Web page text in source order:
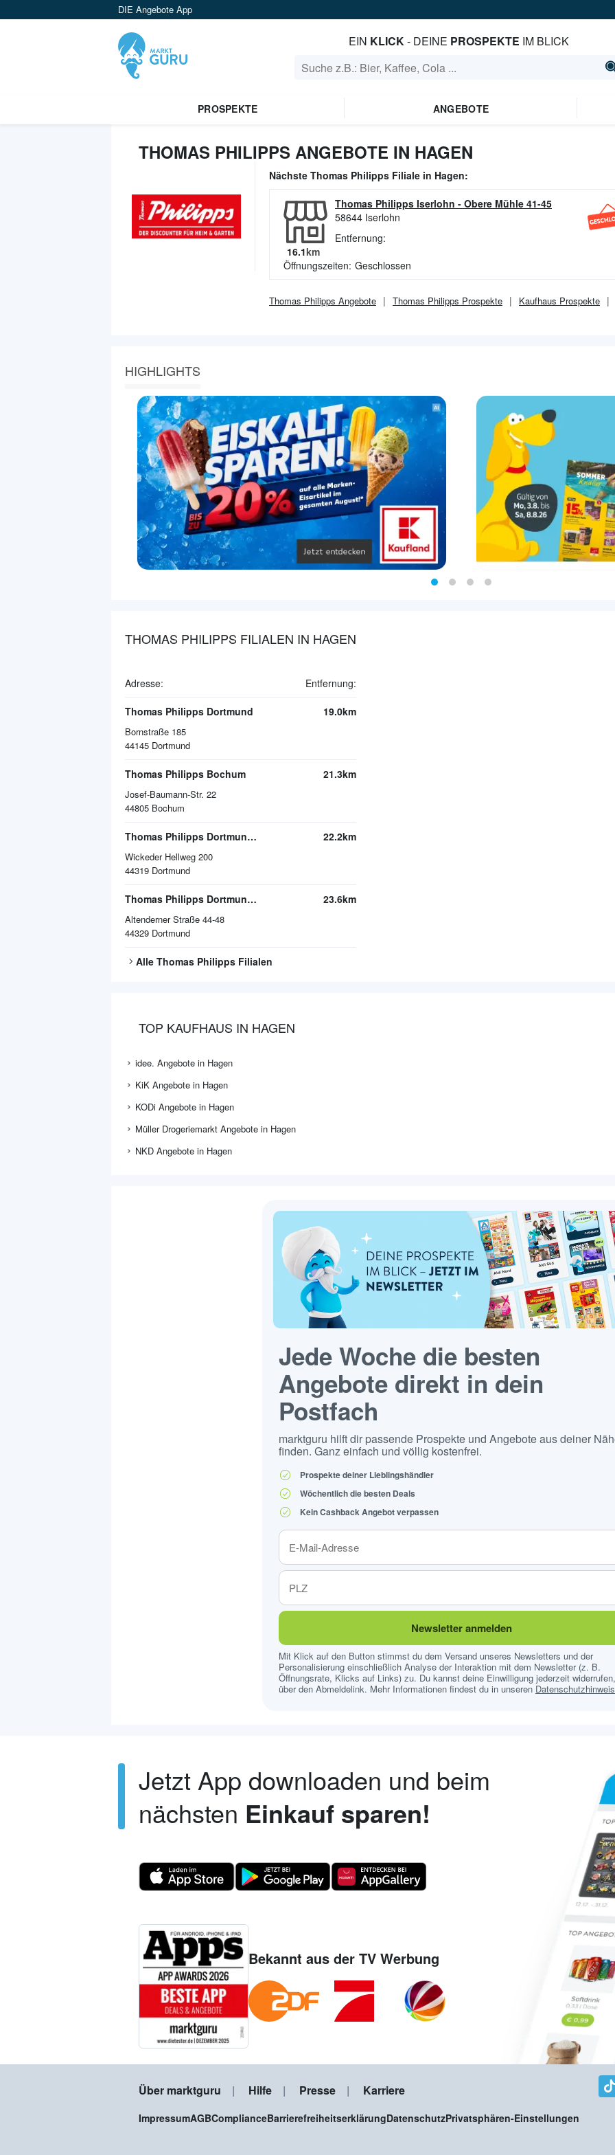
DIE Angebote App
EIN KLICK- DEINE PROSPEKTE IM BLICK
PROSPEKTE ANGEBOTE
THOMAS PHILIPPS ANGEBOTE IN HAGEN
Nächste Thomas Philipps Filiale in Hagen:
Thomas Philipps Iserlohn - Obere Mühle 41-45
58644 Iserlohn
Entfernung:
16.1km
Öffnungszeiten: Geschlossen
Thomas Philipps Angebote Thomas Philipps Prospekte Kaufhaus Prospekte
HIGHLIGHTS
THOMAS PHILIPPS FILIALEN IN HAGEN
Adresse: Entfernung:
Thomas Philipps Dortmund
Bornstraße 185
44145 Dortmund
19.0km
Thomas Philipps Bochum
Josef-Baumann-Str. 22
44805 Bochum
21.3km
Thomas Philipps Dortmund-Wickede
Wickeder Hellweg 200
44319 Dortmund
22.2km
Thomas Philipps Dortmund-Derne
Altenderner Straße 44-48
44329 Dortmund
23.6km
Alle Thomas Philipps Filialen
TOP KAUFHAUS IN HAGEN
idee. Angebote in Hagen
KiK Angebote in Hagen
KODi Angebote in Hagen
Müller Drogeriemarkt Angebote in Hagen
NKD Angebote in Hagen
Jede Woche die besten
Angebote direkt in dein
Postfach
marktguru hilft dir passende Prospekte und Angebote aus deiner
finden. Ganz einfach und völlig kostenfrei.
Prospekte deiner Lieblingshändler
Wöchentlich die besten Deals
Kein Cashback Angebot verpassen
Newsletter anmelden
Mit Klick auf den Button stimmst du dem Versand unseres Newsletters und der
Personalisierung einschließlich Analyse der Interaktion mit dem Newsletter (z. B.
Öffnungsrate, Klicks auf Links) zu. Du kannst deine Einwilligung jederzeit
über den Abmeldelink. Mehr Informationen findest du in unseren
Jetzt App downloaden und beim
nächsten Einkauf sparen!
Bekannt aus der TV Werbung
Über marktguru Hilfe Presse Karriere
ImpressumAGBComplianceBarrierefreiheitserklärungDatenschutzPrivatsphären-Einstellungen